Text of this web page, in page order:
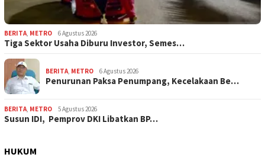
BERITA, METRO 6 Agustus 2026
Tiga Sektor Usaha Diburu Investor, Semes…
BERITA, METRO 6 Agustus 2026
Penurunan Paksa Penumpang, Kecelakaan Be…
BERITA, METRO 5 Agustus 2026
Susun IDI, Pemprov DKI Libatkan BP…
HUKUM